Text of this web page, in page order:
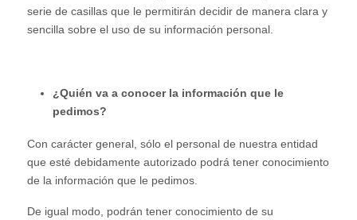
serie de casillas que le permitirán decidir de manera clara y
sencilla sobre el uso de su información personal.
¿Quién va a conocer la información que le
pedimos?
Con carácter general, sólo el personal de nuestra entidad
que esté debidamente autorizado podrá tener conocimiento
de la información que le pedimos.
De igual modo, podrán tener conocimiento de su